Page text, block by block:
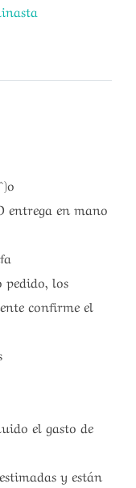
entrega en mano
pedido, los
confirme el
el gasto de
y están